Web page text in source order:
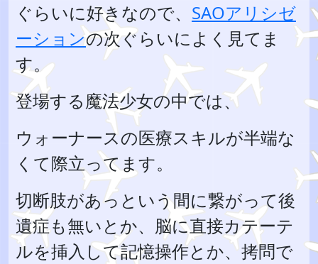
ぐらいに好きなので、 SAOアリシゼ
ーションの次ぐらいによく見てま
す。
登場する魔法少女の中では、
ウォーナースの医療スキルが半端な
くて際立ってます。
切断肢があっという間に繋がって後
遺症も無いとか、脳に直接カテーテ
ルを挿入して記憶操作とか、拷問で